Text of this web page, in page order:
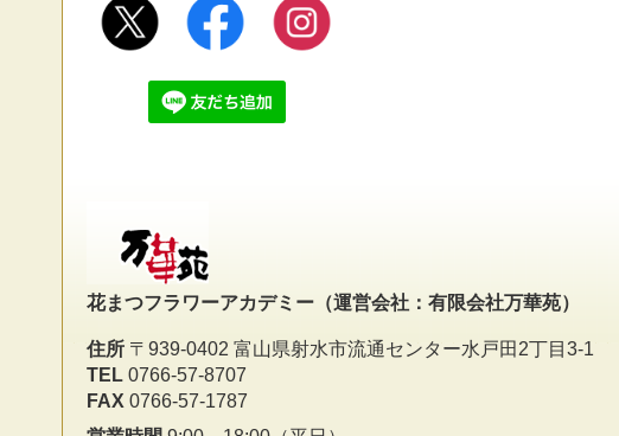
花まつフラワーアカデミー （運営会社：有限会社万華苑）
住所 〒939-0402 富山県射水市流通センター水戸田2丁目3-1
TEL 0766-57-8707
FAX 0766-57-1787